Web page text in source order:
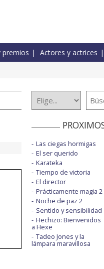
premios Actores y actrices
Las ciegas hormigas
El ser querido
Karateka
Tiempo de victoria
El director
Prácticamente magia 2
Noche de paz 2
Sentido y sensibilidad
Hechizo: Bienvenidos
a Hexe
Tadeo Jones y la
lámpara maravillosa